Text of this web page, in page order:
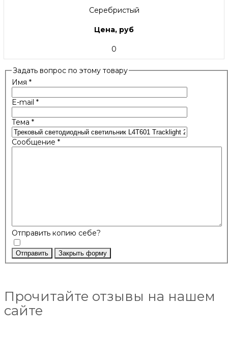
Серебристый
Цена, руб
0
Задать вопрос по этому товару
Имя *
E-mail *
Тема *
Сообщение *
Отправить копию себе?
Отправить Закрыть форму
Прочитайте отзывы на нашем
сайте